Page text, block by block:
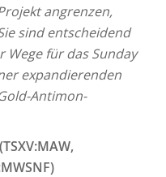
angrenzen,
sind entscheidend
Wege für das Sunday
expandierenden
Antimon-